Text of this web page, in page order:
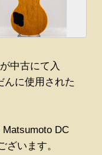
中古にて入
んに使用された
DC
ざいます。